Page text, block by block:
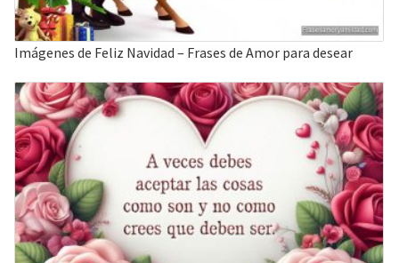
Imágenes de Feliz Navidad – Frases de Amor para desear